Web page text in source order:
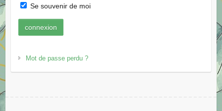
Se souvenir de moi
Mot de passe perdu ?